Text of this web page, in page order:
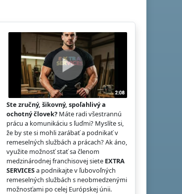
Ste zručný, šikovný, spoľahlivý a
ochotný človek?Máte radi všestrannú
prácu a komunikáciu s ľuďmi? Myslíte si,
že by ste si mohli zarábať a podnikať v
remeselných službách a prácach? Ak áno,
využite možnosť stať sa členom
medzinárodnej franchisovej siete EXTRA
SERVICESa podnikajte v ľubovoľných
remeselných službách s neobmedzenými
možnosťami po celej Európskej únii.